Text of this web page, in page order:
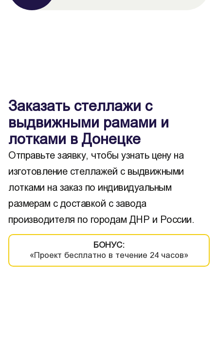
Заказать стеллажи с
выдвижными рамами и
лотками в Донецке
Отправьте заявку, чтобы узнать цену на
изготовление стеллажей с выдвижными
лотками на заказ по индивидуальным
размерам с доставкой с завода
производителя по городам ДНР и России.
БОНУС:
«Проект бесплатно в течение 24 часов»